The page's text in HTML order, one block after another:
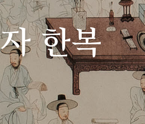
한복